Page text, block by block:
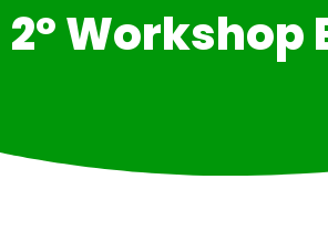
2º Workshop